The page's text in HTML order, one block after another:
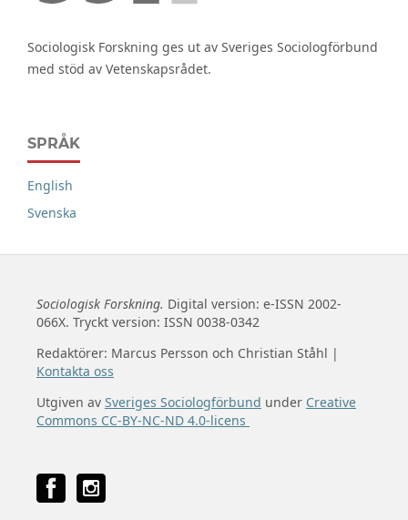
Sociologisk Forskning ges ut av Sveriges Sociologförbund
med stöd av Vetenskapsrådet.
SPRÅK
English
Svenska
Sociologisk Forskning. Digital version: e-ISSN 2002-
066X. Tryckt version: ISSN 0038-0342
Redaktörer: Marcus Persson och Christian Ståhl |
Kontakta oss
Utgiven av Sveriges Sociologförbund under Creative
Commons CC-BY-NC-ND 4.0-licens